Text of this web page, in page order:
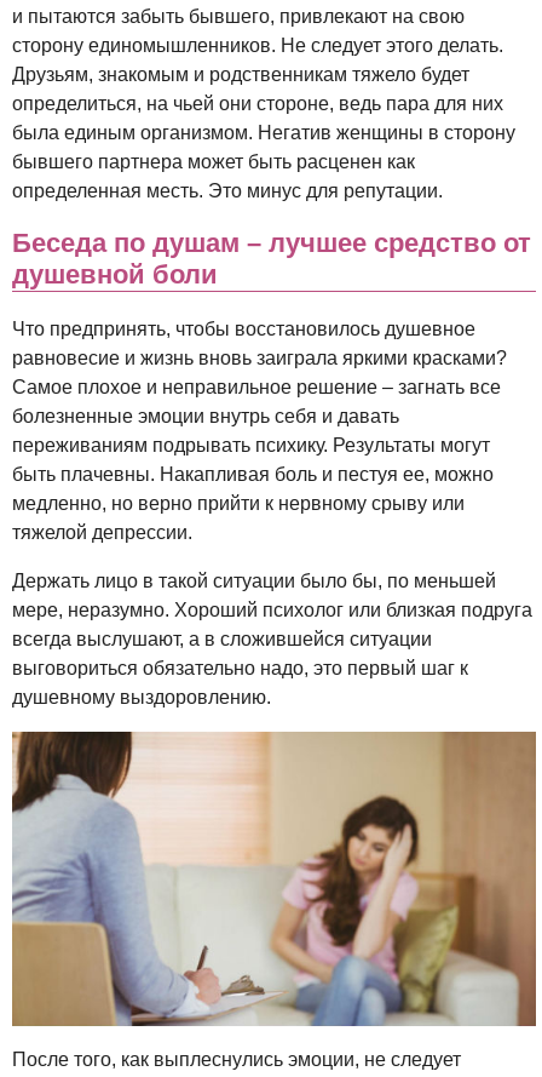
и пытаются забыть бывшего, привлекают на свою
сторону единомышленников. Не следует этого делать.
Друзьям, знакомым и родственникам тяжело будет
определиться, на чьей они стороне, ведь пара для них
была единым организмом. Негатив женщины в сторону
бывшего партнера может быть расценен как
определенная месть. Это минус для репутации.
Беседа по душам – лучшее средство от
душевной боли
Что предпринять, чтобы восстановилось душевное
равновесие и жизнь вновь заиграла яркими красками?
Самое плохое и неправильное решение – загнать все
болезненные эмоции внутрь себя и давать
переживаниям подрывать психику. Результаты могут
быть плачевны. Накапливая боль и пестуя ее, можно
медленно, но верно прийти к нервному срыву или
тяжелой депрессии.
Держать лицо в такой ситуации было бы, по меньшей
мере, неразумно. Хороший психолог или близкая подруга
всегда выслушают, а в сложившейся ситуации
выговориться обязательно надо, это первый шаг к
душевному выздоровлению.
После того, как выплеснулись эмоции, не следует